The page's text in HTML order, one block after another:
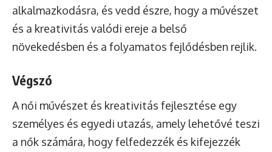
alkalmazkodásra, és vedd észre, hogy a művészet
és a kreativitás valódi ereje a belső
növekedésben és a folyamatos fejlődésben rejlik.
Végszó
A női művészet és kreativitás fejlesztése egy
személyes és egyedi utazás, amely lehetővé teszi
a nők számára, hogy felfedezzék és kifejezzék